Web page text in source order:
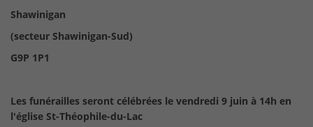
Shawinigan
(secteur Shawinigan-Sud)
G9P 1P1
Les funérailles seront célébrées le vendredi 9 juin à 14h en
l'église St-Théophile-du-Lac